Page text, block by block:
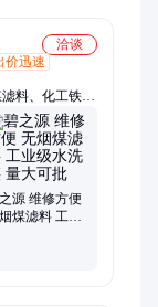
洽谈
价迅速
料、化工铁
套管、ABS滤
、活性炭、微
料、套筒补偿
胺PAM、聚合
源 维修方便
煤滤料 工业